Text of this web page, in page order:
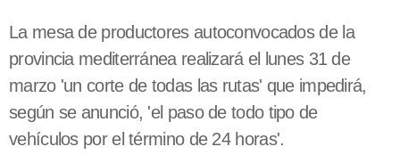
La mesa de productores autoconvocados de la
provincia mediterránea realizará el lunes 31 de
marzo 'un corte de todas las rutas' que impedirá,
según se anunció, 'el paso de todo tipo de
vehículos por el término de 24 horas'.